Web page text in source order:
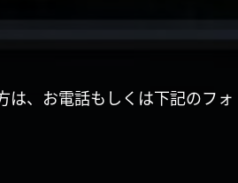
は、お電話もしくは下記のフォ